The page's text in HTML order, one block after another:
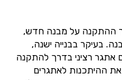
ההתקנה על מבנה חדש,
בעיקר בבנייה ישנה,
אתגר רציני בדרך להתקנה
ההיתכנות לאתגרים